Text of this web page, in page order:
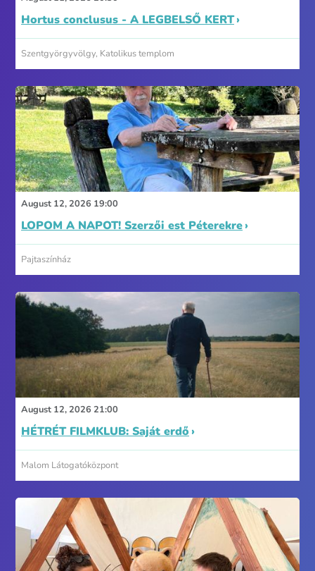
Hortus conclusus - A LEGBELSŐ KERT
Szentgyörgyvölgy, Katolikus templom
August 12, 2026 19:00
LOPOM A NAPOT! Szerzői est Péterekre
Pajtaszínház
August 12, 2026 21:00
HÉTRÉT FILMKLUB: Saját erdő
Malom Látogatóközpont